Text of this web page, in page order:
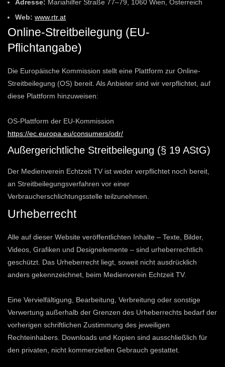
Adresse: Mariahilfer Straße 77–79, 1060 Wien, Österreich
Web: www.rtr.at
Online-Streitbeilegung (EU-
Pflichtangabe)
Die Europäische Kommission stellt eine Plattform zur Online-
Streitbeilegung (OS) bereit. Als Anbieter sind wir verpflichtet, auf
diese Plattform hinzuweisen:
OS-Plattform der EU-Kommission
https://ec.europa.eu/consumers/odr/
Außergerichtliche Streitbeilegung (§ 19 AStG)
Der Medienverein Echtzeit TV ist weder verpflichtet noch bereit,
an Streitbeilegungsverfahren vor einer
Verbraucherschlichtungsstelle teilzunehmen.
Urheberrecht
Alle auf dieser Website veröffentlichten Inhalte – Texte, Bilder,
Videos, Grafiken und Designelemente – sind urheberrechtlich
geschützt. Das Urheberrecht liegt, soweit nicht ausdrücklich
anders gekennzeichnet, beim Medienverein Echtzeit TV.
Eine Vervielfältigung, Bearbeitung, Verbreitung oder sonstige
Verwertung außerhalb der Grenzen des Urheberrechts bedarf der
vorherigen schriftlichen Zustimmung des jeweiligen
Rechteinhabers. Downloads und Kopien sind ausschließlich für
den privaten, nicht kommerziellen Gebrauch gestattet.